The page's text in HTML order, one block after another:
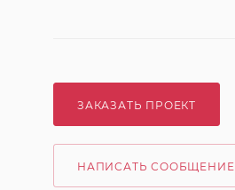
ЗАКАЗАТЬ ПРОЕКТ
НАПИСАТЬ СООБЩЕНИЕ